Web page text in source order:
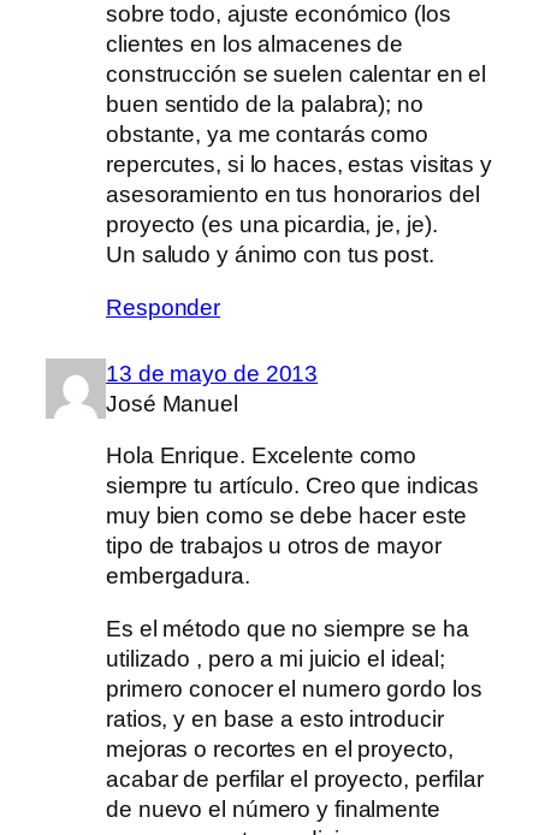
sobre todo, ajuste económico (los
clientes en los almacenes de
construcción se suelen calentar en el
buen sentido de la palabra); no
obstante, ya me contarás como
repercutes, si lo haces, estas visitas y
asesoramiento en tus honorarios del
proyecto (es una picardia, je, je).
Un saludo y ánimo con tus post.
Responder
13 de mayo de 2013
José Manuel
Hola Enrique. Excelente como
siempre tu artículo. Creo que indicas
muy bien como se debe hacer este
tipo de trabajos u otros de mayor
embergadura.
Es el método que no siempre se ha
utilizado , pero a mi juicio el ideal;
primero conocer el numero gordo los
ratios, y en base a esto introducir
mejoras o recortes en el proyecto,
acabar de perfilar el proyecto, perfilar
de nuevo el número y finalmente